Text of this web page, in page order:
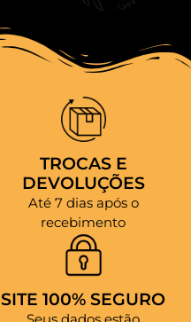
TROCAS E
DEVOLUÇÕES
Até 7 dias após o
recebimento
SITE 100% SEGURO